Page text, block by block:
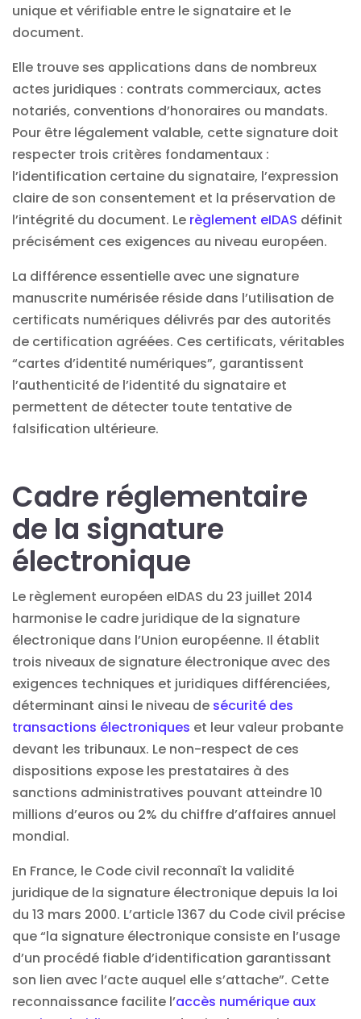
unique et vérifiable entre le signataire et le
document.
Elle trouve ses applications dans de nombreux
actes juridiques : contrats commerciaux, actes
notariés, conventions d’honoraires ou mandats.
Pour être légalement valable, cette signature doit
respecter trois critères fondamentaux :
l’identification certaine du signataire, l’expression
claire de son consentement et la préservation de
l’intégrité du document. Le règlement eIDAS définit
précisément ces exigences au niveau européen.
La différence essentielle avec une signature
manuscrite numérisée réside dans l’utilisation de
certificats numériques délivrés par des autorités
de certification agréées. Ces certificats, véritables
“cartes d’identité numériques”, garantissent
l’authenticité de l’identité du signataire et
permettent de détecter toute tentative de
falsification ultérieure.
Cadre réglementaire
de la signature
électronique
Le règlement européen eIDAS du 23 juillet 2014
harmonise le cadre juridique de la signature
électronique dans l’Union européenne. Il établit
trois niveaux de signature électronique avec des
exigences techniques et juridiques différenciées,
déterminant ainsi le niveau de sécurité des
transactions électroniques et leur valeur probante
devant les tribunaux. Le non-respect de ces
dispositions expose les prestataires à des
sanctions administratives pouvant atteindre 10
millions d’euros ou 2% du chiffre d’affaires annuel
mondial.
En France, le Code civil reconnaît la validité
juridique de la signature électronique depuis la loi
du 13 mars 2000. L’article 1367 du Code civil précise
que “la signature électronique consiste en l’usage
d’un procédé fiable d’identification garantissant
son lien avec l’acte auquel elle s’attache”. Cette
reconnaissance facilite l’accès numérique aux